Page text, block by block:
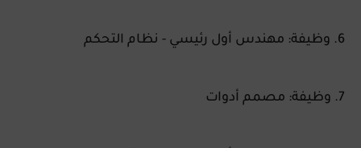
6. وظيفة: مهندس أول رئيسي - نظام التحكم
7. وظيفة: مصمم أدوات